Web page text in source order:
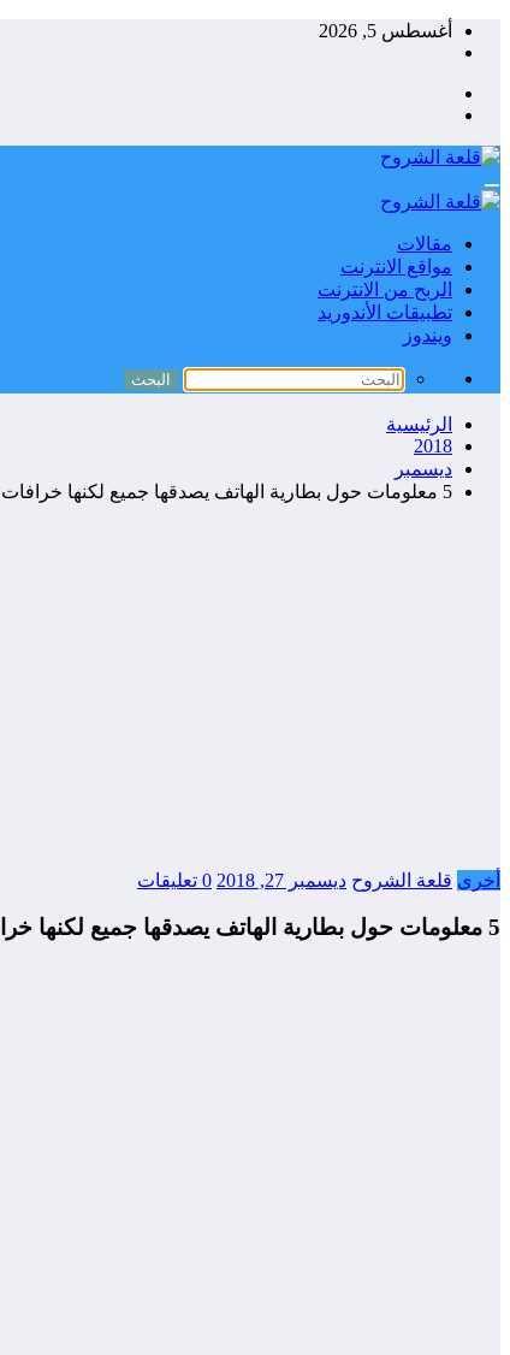
التجاوزأغسطس 5, 2026
مقالات
مواقع الانترنت
الربح من الانترنت
تطبيقات الأندوريد
ويندوز
الرئيسية
2018
ديسمبر
5 معلومات حول بطارية الهاتف يصدقها جميع لكنها خرافات
أخرى قلعة الشروح ديسمبر 27, 2018 0 تعليقات
5 معلومات حول بطارية الهاتف يصدقها جميع لكنها خرافات